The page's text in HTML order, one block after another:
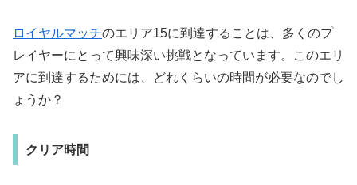
ロイヤルマッチのエリア15に到達することは、多くのプ
レイヤーにとって興味深い挑戦となっています。このエリ
アに到達するためには、どれくらいの時間が必要なのでし
ょうか？
クリア時間